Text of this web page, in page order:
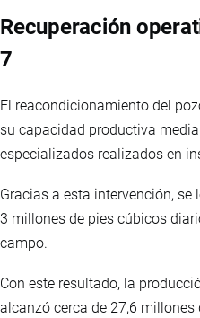
Recuperación
7
El reacondicionamiento del
su capacidad productiva
especializados realizados en
Gracias a esta intervención,
3 millones de pies cúbicos
campo.
Con este resultado, la
alcanzó cerca de 27,6